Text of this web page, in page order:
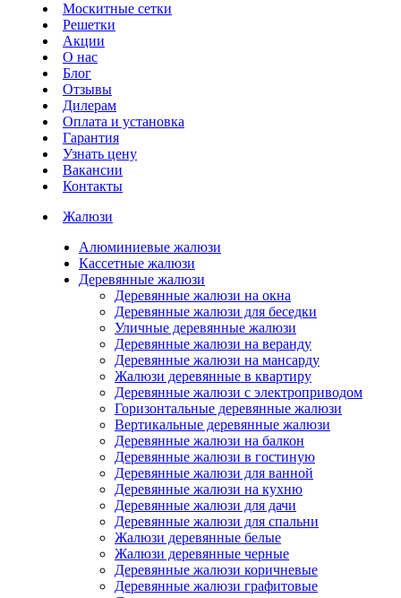
Москитные сетки
Решетки
Акции
О нас
Блог
Отзывы
Дилерам
Оплата и установка
Гарантия
Узнать цену
Вакансии
Контакты
Жалюзи
Алюминиевые жалюзи
Кассетные жалюзи
Деревянные жалюзи
Деревянные жалюзи на окна
Деревянные жалюзи для беседки
Уличные деревянные жалюзи
Деревянные жалюзи на веранду
Деревянные жалюзи на мансарду
Жалюзи деревянные в квартиру
Деревянные жалюзи с электроприводом
Горизонтальные деревянные жалюзи
Вертикальные деревянные жалюзи
Деревянные жалюзи на балкон
Деревянные жалюзи в гостиную
Деревянные жалюзи для ванной
Деревянные жалюзи на кухню
Деревянные жалюзи для дачи
Деревянные жалюзи для спальни
Жалюзи деревянные белые
Жалюзи деревянные черные
Деревянные жалюзи коричневые
Деревянные жалюзи графитовые